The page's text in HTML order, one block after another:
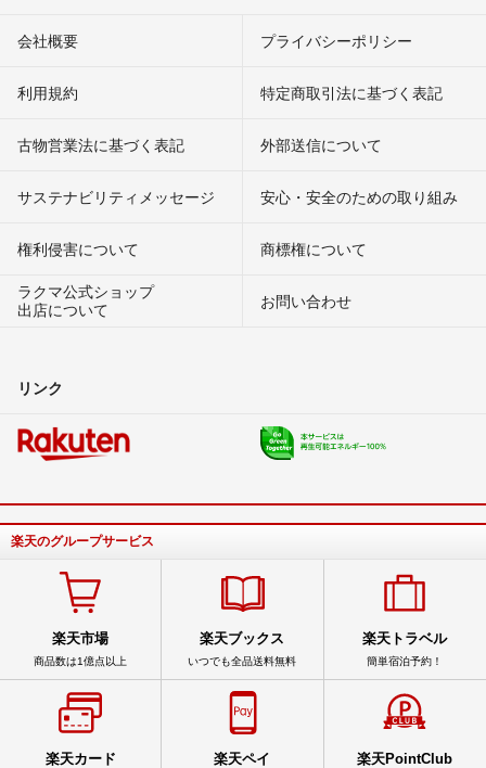
会社概要 プライバシーポリシー
利用規約 特定商取引法に基づく表記
古物営業法に基づく表記 外部送信について
サステナビリティメッセージ 安心・安全のための取り組み
権利侵害について
商標権について
ラクマ公式ショップ
出店について
お問い合わせ
リンク
楽天のグループサービス
楽天市場
商品数は1億点以上
楽天ブックス
いつでも全品送料無料
楽天トラベル
簡単宿泊予約！
楽天カード 楽天ペイ 楽天PointClub